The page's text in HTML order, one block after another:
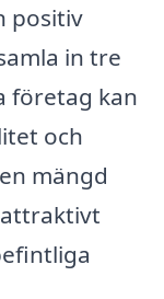
positiv
in tre
företag kan
och
mängd